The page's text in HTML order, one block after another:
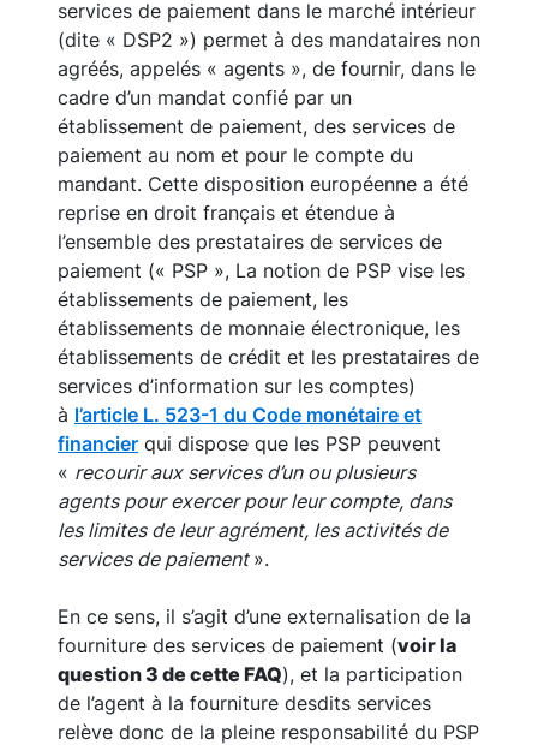
services de paiement dans le marché intérieur
(dite « DSP2 ») permet à des mandataires non
agréés, appelés « agents », de fournir, dans le
cadre d’un mandat confié par un
établissement de paiement, des services de
paiement au nom et pour le compte du
mandant. Cette disposition européenne a été
reprise en droit français et étendue à
l’ensemble des prestataires de services de
paiement (« PSP », La notion de PSP vise les
établissements de paiement, les
établissements de monnaie électronique, les
établissements de crédit et les prestataires de
services d’information sur les comptes)
à l’article L. 523-1 du Code monétaire et
financier qui dispose que les PSP peuvent
« recourir aux services d’un ou plusieurs
agents pour exercer pour leur compte, dans
les limites de leur agrément, les activités de
services de paiement ».
En ce sens, il s’agit d’une externalisation de la
fourniture des services de paiement (voir la
question 3 de cette FAQ), et la participation
de l’agent à la fourniture desdits services
relève donc de la pleine responsabilité du PSP